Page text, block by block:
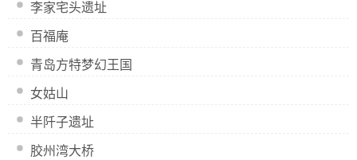
李家宅头遗址
百福庵
青岛方特梦幻王国
女姑山
半阡子遗址
胶州湾大桥